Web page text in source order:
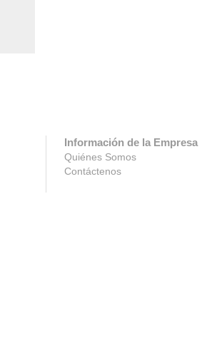
Información de la Empresa
Quiénes Somos
Contáctenos